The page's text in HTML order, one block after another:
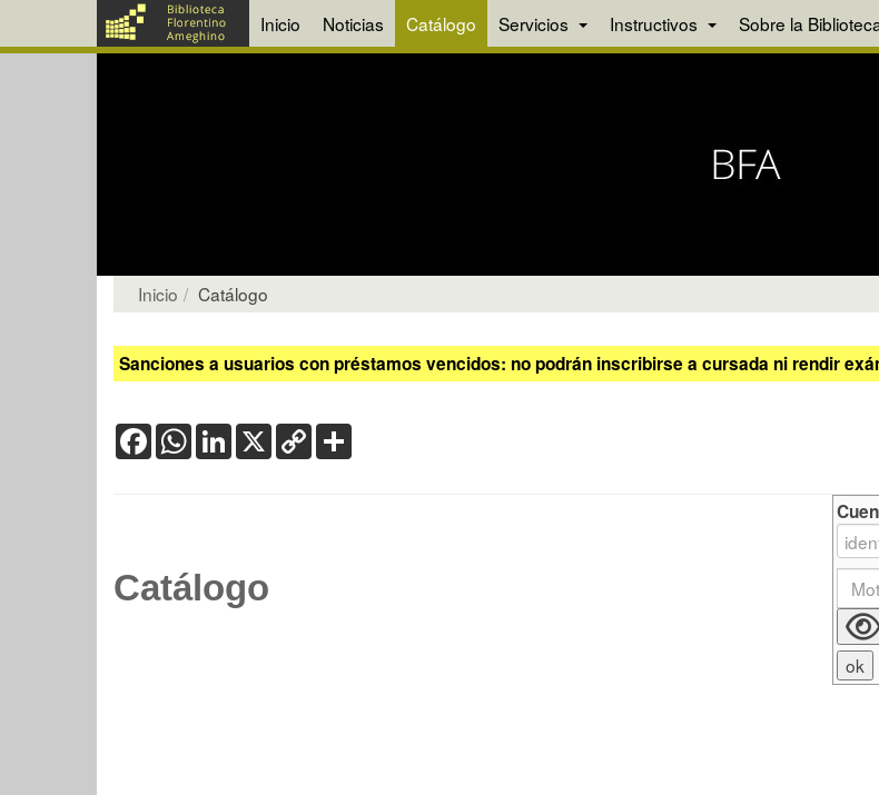
Inicio Noticias Catálogo Servicios Instructivos Sobre la
Inicio Catálogo
Sanciones a usuarios con préstamos vencidos: no podrán inscribirse a cursada ni rendir
FacebookWhatsApp
LinkedIn
X Copy
Link
Catálogo